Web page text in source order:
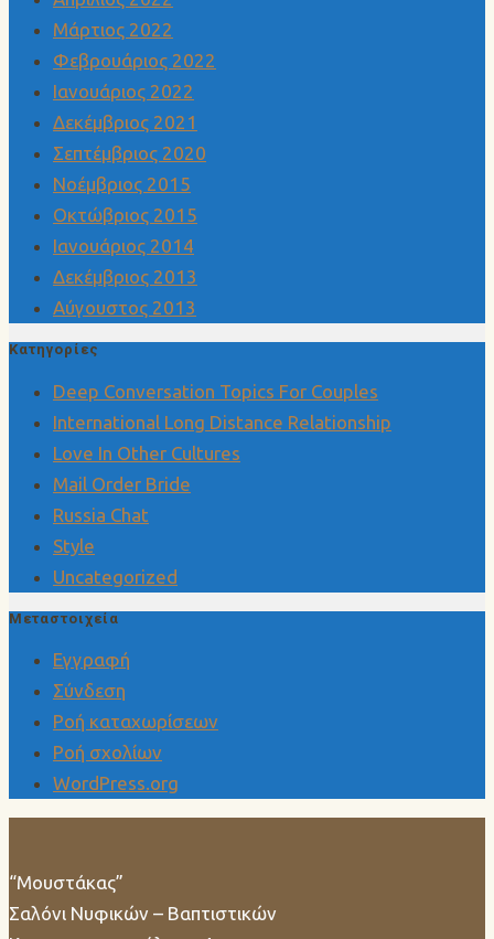
Μάρτιος 2022
Φεβρουάριος 2022
Ιανουάριος 2022
Δεκέμβριος 2021
Σεπτέμβριος 2020
Νοέμβριος 2015
Οκτώβριος 2015
Ιανουάριος 2014
Δεκέμβριος 2013
Αύγουστος 2013
Kατηγορίες
Deep Conversation Topics For Couples
International Long Distance Relationship
Love In Other Cultures
Mail Order Bride
Russia Chat
Style
Uncategorized
Μεταστοιχεία
Εγγραφή
Σύνδεση
Ροή καταχωρίσεων
Ροή σχολίων
WordPress.org
“Μουστάκας”
Σαλόνι Νυφικών – Βαπτιστικών